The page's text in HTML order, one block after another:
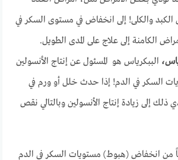
والكلى! إلى انخفاض في مستوى السكر في
الكامنة إلى علاج على المدى الطويل.
الببكرياس هو المسئول عن إنتاج الأنسولين
السكر في الدم! إذا حدث خلل أو ورم في
ذلك إلى زيادة إنتاج الأنسولين وبالتالي نقص
من انخفاض (هبوط) مستويات السكر في الدم